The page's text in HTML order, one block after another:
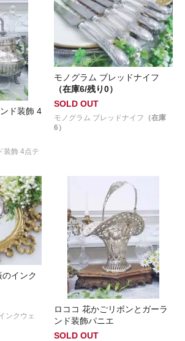
ド装飾 4
装飾 4点テ
モノグラム ブレッドナイフ
（在庫6/残り0）
SOLD OUT
モノグラム ブレッドナイフ （在庫
6）
インク
ンクウェ
ロココ 花かごリボンとガーラ
ンド装飾パニエ
SOLD OUT